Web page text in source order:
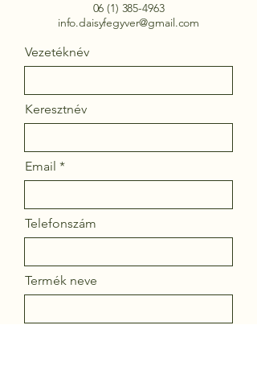
06 (1) 385-4963
info.daisyfegyver@gmail.com
Vezetéknév
Keresztnév
Email
Telefonszám
Termék neve